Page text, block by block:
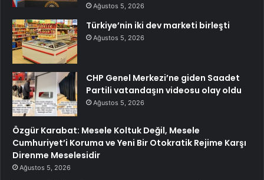
Ağustos 5, 2026
Türkiye’nin iki dev marketi birleşti
Ağustos 5, 2026
CHP Genel Merkezi’ne giden Saadet
Partili vatandaşın videosu olay oldu
Ağustos 5, 2026
Özgür Karabat: Mesele Koltuk Değil, Mesele
Cumhuriyet’i Koruma ve Yeni Bir Otokratik Rejime Karşı
Direnme Meselesidir
Ağustos 5, 2026